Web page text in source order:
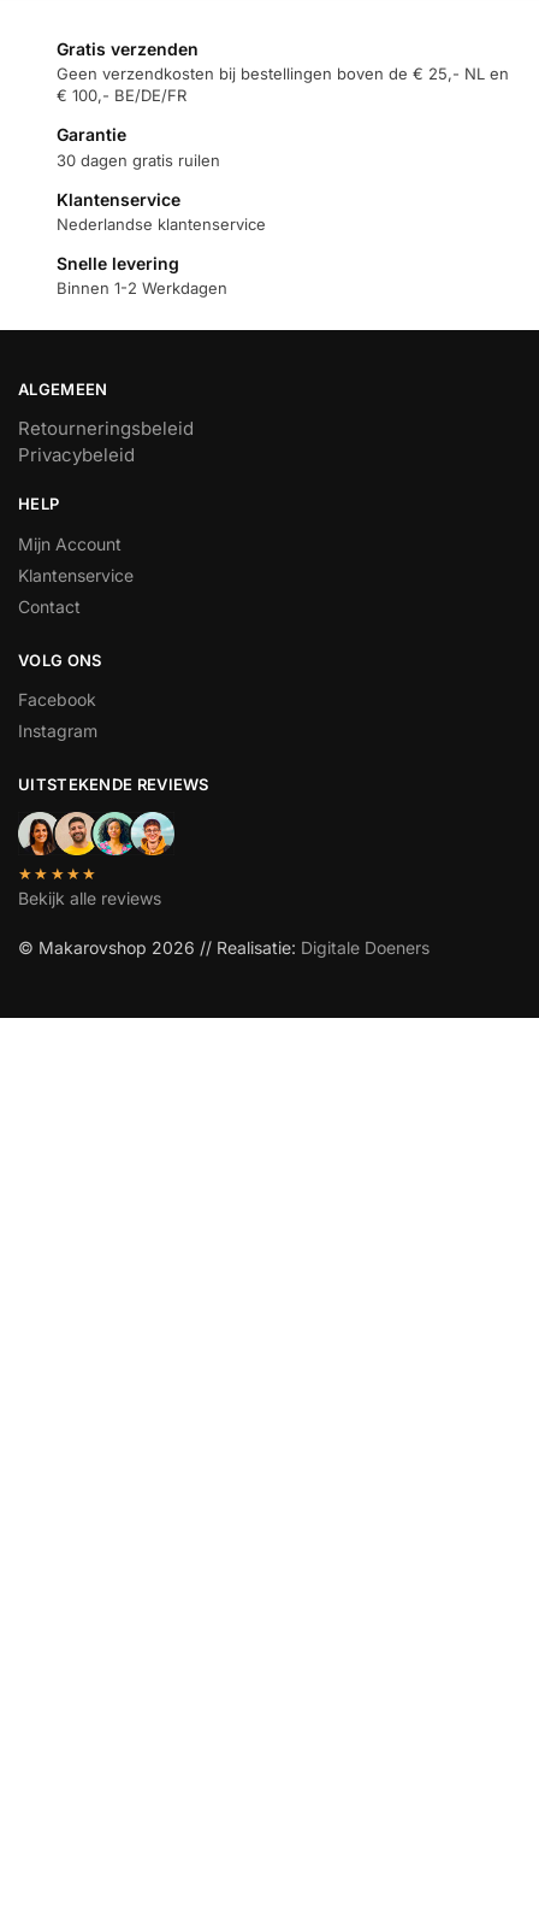
Gratis verzenden
Geen verzendkosten bij bestellingen boven de € 25,- NL en
€ 100,- BE/DE/FR
Garantie
30 dagen gratis ruilen
Klantenservice
Nederlandse klantenservice
Snelle levering
Binnen 1-2 Werkdagen
ALGEMEEN
Retourneringsbeleid
Privacybeleid
HELP
Mijn Account
Klantenservice
Contact
VOLG ONS
Facebook
Instagram
UITSTEKENDE REVIEWS
★★★★★
Bekijk alle reviews
© Makarovshop 2026 // Realisatie: Digitale Doeners